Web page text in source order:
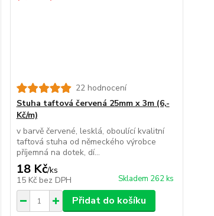
22 hodnocení
Stuha taftová červená 25mm x 3m (6,-
Kč/m)
v barvě červené, lesklá, oboulící kvalitní
taftová stuha od německého výrobce
příjemná na dotek, dí...
18 Kč/ks
15 Kč bez DPH Skladem 262 ks
Přidat do košíku